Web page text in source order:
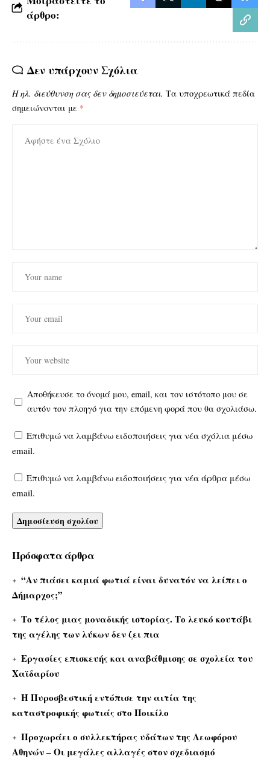
άρθρο:
Δεν υπάρχουν Σχόλια
Η ηλ. διεύθυνση σας δεν δημοσιεύεται. Τα υποχρεωτικά πεδία
σημειώνονται με *
Αποθήκευσε το όνομά μου, email, και τον ιστότοπο μου σε
αυτόν τον πλοηγό για την επόμενη φορά που θα σχολιάσω.
Επιθυμώ να λαμβάνω ειδοποιήσεις για νέα σχόλια μέσω
email.
Επιθυμώ να λαμβάνω ειδοποιήσεις για νέα άρθρα μέσω
email.
Πρόσφατα άρθρα
“Αν πιάσει καμιά φωτιά είναι δυνατόν να λείπει ο
Δήμαρχος;”
Το τέλος μιας μοναδικής ιστορίας. Το λευκό κουτάβι
της αγέλης των λύκων δεν ζει πια
Εργασίες επισκευής και αναβάθμισης σε σχολεία του
Χαϊδαρίου
Η Πυροσβεστική εντόπισε την αιτία της
καταστροφικής φωτιάς στο Ποικίλο
Προχωράει ο συλλεκτήρας υδάτων της Λεωφόρου
Αθηνών – Οι μεγάλες αλλαγές στον σχεδιασμό